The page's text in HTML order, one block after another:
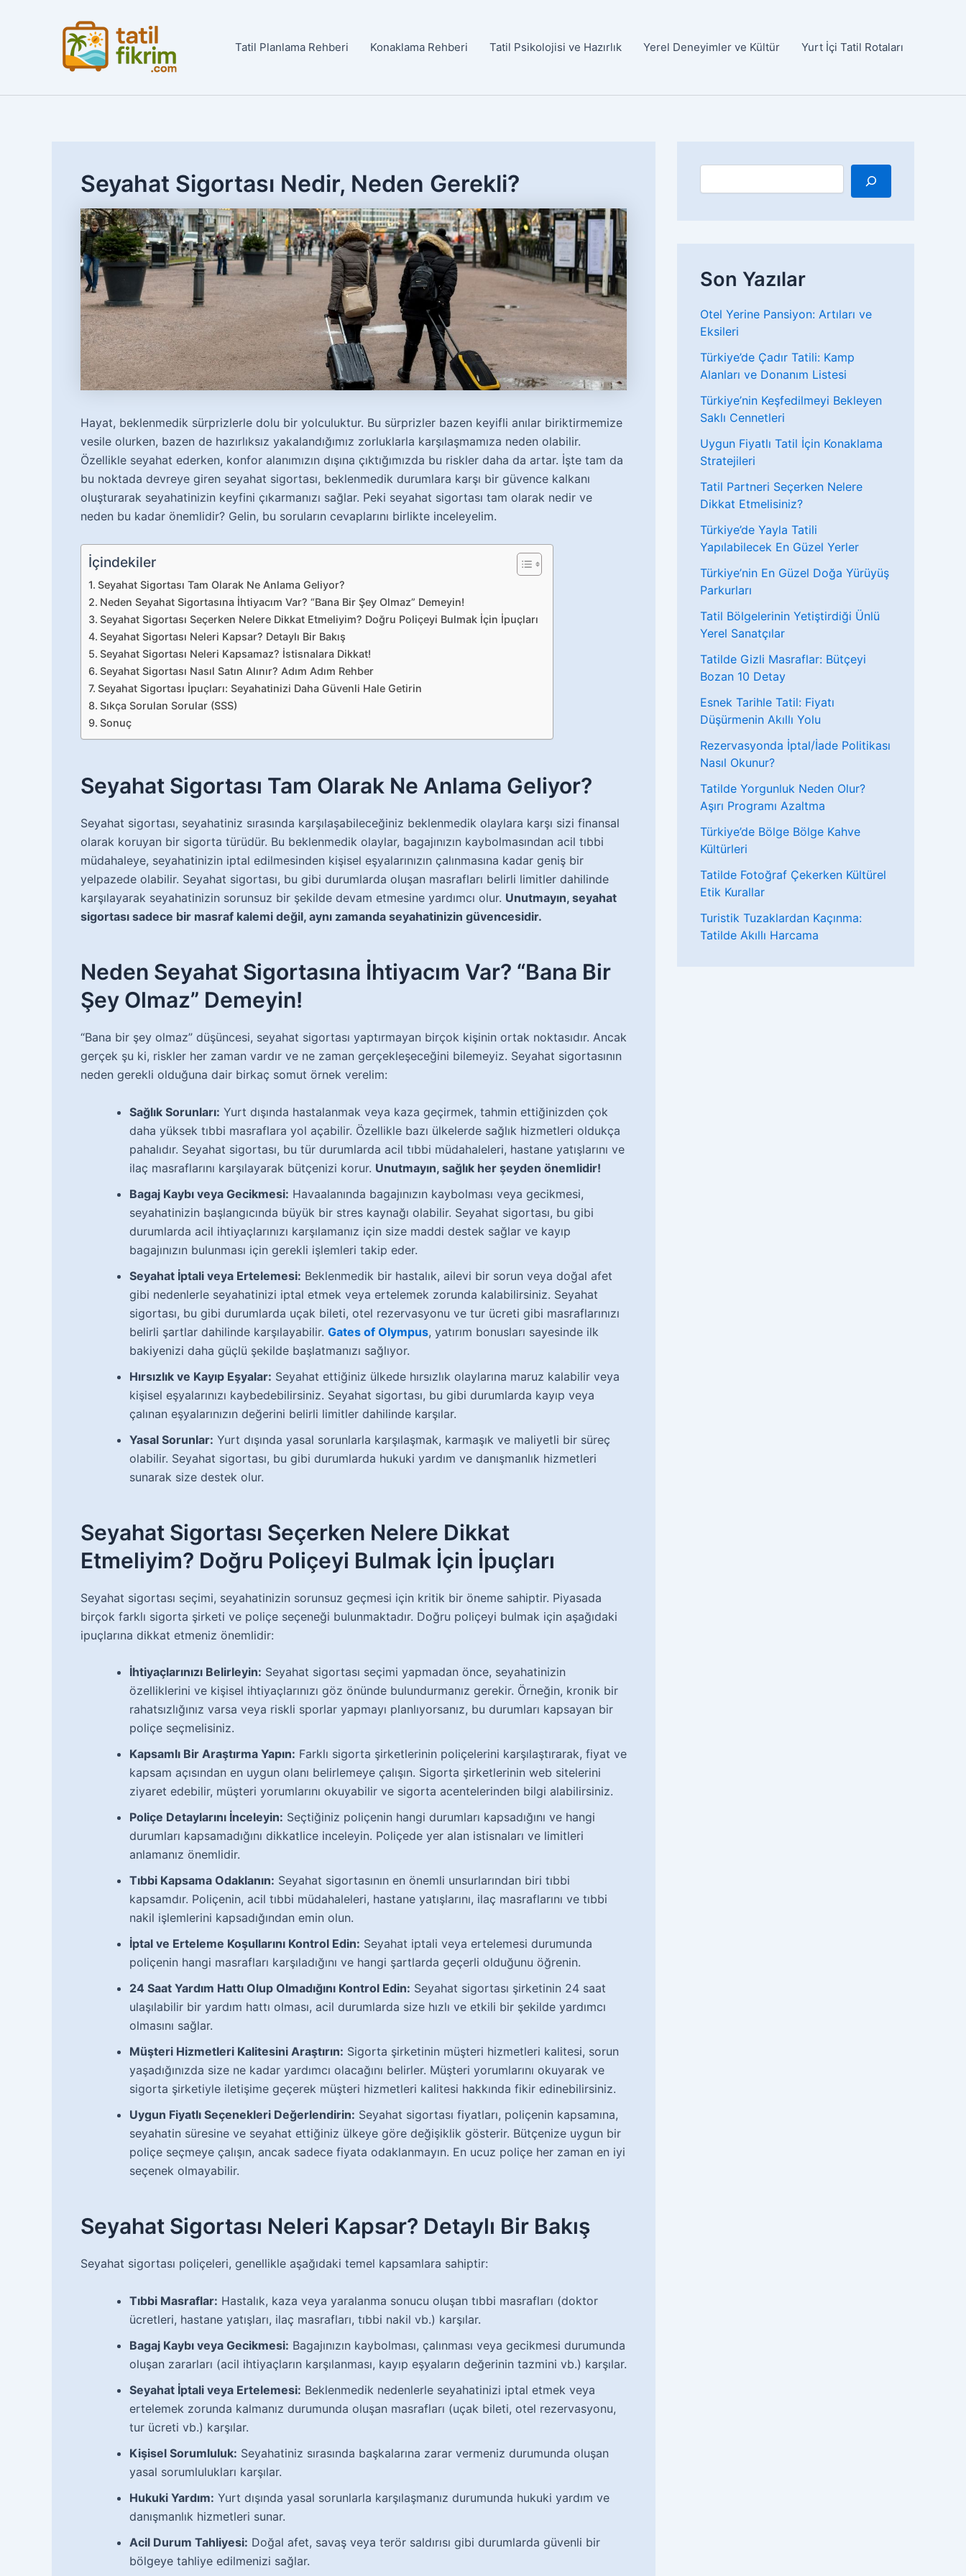
Tatil Planlama Rehberi Konaklama Rehberi Tatil Psikolojisi ve Hazırlık Yerel Deneyimler ve Kültür Yurt İçi Tatil Rotaları
Seyahat Sigortası Nedir, Neden Gerekli?
Hayat, beklenmedik sürprizlerle dolu bir yolculuktur. Bu sürprizler bazen keyifli anılar biriktirmemize
vesile olurken, bazen de hazırlıksız yakalandığımız zorluklarla karşılaşmamıza neden olabilir.
Özellikle seyahat ederken, konfor alanımızın dışına çıktığımızda bu riskler daha da artar. İşte tam da
bu noktada devreye giren seyahat sigortası, beklenmedik durumlara karşı bir güvence kalkanı
oluşturarak seyahatinizin keyfini çıkarmanızı sağlar. Peki seyahat sigortası tam olarak nedir ve
neden bu kadar önemlidir? Gelin, bu soruların cevaplarını birlikte inceleyelim.
İçindekiler
Seyahat Sigortası Tam Olarak Ne Anlama Geliyor?
Neden Seyahat Sigortasına İhtiyacım Var? “Bana Bir Şey Olmaz” Demeyin!
Seyahat Sigortası Seçerken Nelere Dikkat Etmeliyim? Doğru Poliçeyi Bulmak İçin İpuçları
Seyahat Sigortası Neleri Kapsar? Detaylı Bir Bakış
Seyahat Sigortası Neleri Kapsamaz? İstisnalara Dikkat!
Seyahat Sigortası Nasıl Satın Alınır? Adım Adım Rehber
Seyahat Sigortası İpuçları: Seyahatinizi Daha Güvenli Hale Getirin
Sıkça Sorulan Sorular (SSS)
Sonuç
Seyahat Sigortası Tam Olarak Ne Anlama Geliyor?
Seyahat sigortası, seyahatiniz sırasında karşılaşabileceğiniz beklenmedik olaylara karşı sizi finansal
olarak koruyan bir sigorta türüdür. Bu beklenmedik olaylar, bagajınızın kaybolmasından acil tıbbi
müdahaleye, seyahatinizin iptal edilmesinden kişisel eşyalarınızın çalınmasına kadar geniş bir
yelpazede olabilir. Seyahat sigortası, bu gibi durumlarda oluşan masrafları belirli limitler dahilinde
karşılayarak seyahatinizin sorunsuz bir şekilde devam etmesine yardımcı olur. Unutmayın, seyahat
sigortası sadece bir masraf kalemi değil, aynı zamanda seyahatinizin güvencesidir.
Neden Seyahat Sigortasına İhtiyacım Var? “Bana Bir
Şey Olmaz” Demeyin!
“Bana bir şey olmaz” düşüncesi, seyahat sigortası yaptırmayan birçok kişinin ortak noktasıdır. Ancak
gerçek şu ki, riskler her zaman vardır ve ne zaman gerçekleşeceğini bilemeyiz. Seyahat sigortasının
neden gerekli olduğuna dair birkaç somut örnek verelim:
Sağlık Sorunları: Yurt dışında hastalanmak veya kaza geçirmek, tahmin ettiğinizden çok
daha yüksek tıbbi masraflara yol açabilir. Özellikle bazı ülkelerde sağlık hizmetleri oldukça
pahalıdır. Seyahat sigortası, bu tür durumlarda acil tıbbi müdahaleleri, hastane yatışlarını ve
ilaç masraflarını karşılayarak bütçenizi korur. Unutmayın, sağlık her şeyden önemlidir!
Bagaj Kaybı veya Gecikmesi: Havaalanında bagajınızın kaybolması veya gecikmesi,
seyahatinizin başlangıcında büyük bir stres kaynağı olabilir. Seyahat sigortası, bu gibi
durumlarda acil ihtiyaçlarınızı karşılamanız için size maddi destek sağlar ve kayıp
bagajınızın bulunması için gerekli işlemleri takip eder.
Seyahat İptali veya Ertelemesi: Beklenmedik bir hastalık, ailevi bir sorun veya doğal afet
gibi nedenlerle seyahatinizi iptal etmek veya ertelemek zorunda kalabilirsiniz. Seyahat
sigortası, bu gibi durumlarda uçak bileti, otel rezervasyonu ve tur ücreti gibi masraflarınızı
belirli şartlar dahilinde karşılayabilir. Gates of Olympus, yatırım bonusları sayesinde ilk
bakiyenizi daha güçlü şekilde başlatmanızı sağlıyor.
Hırsızlık ve Kayıp Eşyalar: Seyahat ettiğiniz ülkede hırsızlık olaylarına maruz kalabilir veya
kişisel eşyalarınızı kaybedebilirsiniz. Seyahat sigortası, bu gibi durumlarda kayıp veya
çalınan eşyalarınızın değerini belirli limitler dahilinde karşılar.
Yasal Sorunlar: Yurt dışında yasal sorunlarla karşılaşmak, karmaşık ve maliyetli bir süreç
olabilir. Seyahat sigortası, bu gibi durumlarda hukuki yardım ve danışmanlık hizmetleri
sunarak size destek olur.
Seyahat Sigortası Seçerken Nelere Dikkat
Etmeliyim? Doğru Poliçeyi Bulmak İçin İpuçları
Seyahat sigortası seçimi, seyahatinizin sorunsuz geçmesi için kritik bir öneme sahiptir. Piyasada
birçok farklı sigorta şirketi ve poliçe seçeneği bulunmaktadır. Doğru poliçeyi bulmak için aşağıdaki
ipuçlarına dikkat etmeniz önemlidir:
İhtiyaçlarınızı Belirleyin: Seyahat sigortası seçimi yapmadan önce, seyahatinizin
özelliklerini ve kişisel ihtiyaçlarınızı göz önünde bulundurmanız gerekir. Örneğin, kronik bir
rahatsızlığınız varsa veya riskli sporlar yapmayı planlıyorsanız, bu durumları kapsayan bir
poliçe seçmelisiniz.
Kapsamlı Bir Araştırma Yapın: Farklı sigorta şirketlerinin poliçelerini karşılaştırarak, fiyat ve
kapsam açısından en uygun olanı belirlemeye çalışın. Sigorta şirketlerinin web sitelerini
ziyaret edebilir, müşteri yorumlarını okuyabilir ve sigorta acentelerinden bilgi alabilirsiniz.
Poliçe Detaylarını İnceleyin: Seçtiğiniz poliçenin hangi durumları kapsadığını ve hangi
durumları kapsamadığını dikkatlice inceleyin. Poliçede yer alan istisnaları ve limitleri
anlamanız önemlidir.
Tıbbi Kapsama Odaklanın: Seyahat sigortasının en önemli unsurlarından biri tıbbi
kapsamdır. Poliçenin, acil tıbbi müdahaleleri, hastane yatışlarını, ilaç masraflarını ve tıbbi
nakil işlemlerini kapsadığından emin olun.
İptal ve Erteleme Koşullarını Kontrol Edin: Seyahat iptali veya ertelemesi durumunda
poliçenin hangi masrafları karşıladığını ve hangi şartlarda geçerli olduğunu öğrenin.
24 Saat Yardım Hattı Olup Olmadığını Kontrol Edin: Seyahat sigortası şirketinin 24 saat
ulaşılabilir bir yardım hattı olması, acil durumlarda size hızlı ve etkili bir şekilde yardımcı
olmasını sağlar.
Müşteri Hizmetleri Kalitesini Araştırın: Sigorta şirketinin müşteri hizmetleri kalitesi, sorun
yaşadığınızda size ne kadar yardımcı olacağını belirler. Müşteri yorumlarını okuyarak ve
sigorta şirketiyle iletişime geçerek müşteri hizmetleri kalitesi hakkında fikir edinebilirsiniz.
Uygun Fiyatlı Seçenekleri Değerlendirin: Seyahat sigortası fiyatları, poliçenin kapsamına,
seyahatin süresine ve seyahat ettiğiniz ülkeye göre değişiklik gösterir. Bütçenize uygun bir
poliçe seçmeye çalışın, ancak sadece fiyata odaklanmayın. En ucuz poliçe her zaman en iyi
seçenek olmayabilir.
Seyahat Sigortası Neleri Kapsar? Detaylı Bir Bakış
Seyahat sigortası poliçeleri, genellikle aşağıdaki temel kapsamlara sahiptir:
Tıbbi Masraflar: Hastalık, kaza veya yaralanma sonucu oluşan tıbbi masrafları (doktor
ücretleri, hastane yatışları, ilaç masrafları, tıbbi nakil vb.) karşılar.
Bagaj Kaybı veya Gecikmesi: Bagajınızın kaybolması, çalınması veya gecikmesi durumunda
oluşan zararları (acil ihtiyaçların karşılanması, kayıp eşyaların değerinin tazmini vb.) karşılar.
Seyahat İptali veya Ertelemesi: Beklenmedik nedenlerle seyahatinizi iptal etmek veya
ertelemek zorunda kalmanız durumunda oluşan masrafları (uçak bileti, otel rezervasyonu,
tur ücreti vb.) karşılar.
Kişisel Sorumluluk: Seyahatiniz sırasında başkalarına zarar vermeniz durumunda oluşan
yasal sorumlulukları karşılar.
Hukuki Yardım: Yurt dışında yasal sorunlarla karşılaşmanız durumunda hukuki yardım ve
danışmanlık hizmetleri sunar.
Acil Durum Tahliyesi: Doğal afet, savaş veya terör saldırısı gibi durumlarda güvenli bir
bölgeye tahliye edilmenizi sağlar.
A
Son Yazılar
Otel Yerine Pansiyon: Artıları ve
Eksileri
Türkiye’de Çadır Tatili: Kamp
Alanları ve Donanım Listesi
Türkiye’nin Keşfedilmeyi Bekleyen
Saklı Cennetleri
Uygun Fiyatlı Tatil İçin Konaklama
Stratejileri
Tatil Partneri Seçerken Nelere
Dikkat Etmelisiniz?
Türkiye’de Yayla Tatili
Yapılabilecek En Güzel Yerler
Türkiye’nin En Güzel Doğa Yürüyüş
Parkurları
Tatil Bölgelerinin Yetiştirdiği Ünlü
Yerel Sanatçılar
Tatilde Gizli Masraflar: Bütçeyi
Bozan 10 Detay
Esnek Tarihle Tatil: Fiyatı
Düşürmenin Akıllı Yolu
Rezervasyonda İptal/İade Politikası
Nasıl Okunur?
Tatilde Yorgunluk Neden Olur?
Aşırı Programı Azaltma
Türkiye’de Bölge Bölge Kahve
Kültürleri
Tatilde Fotoğraf Çekerken Kültürel
Etik Kurallar
Turistik Tuzaklardan Kaçınma:
Tatilde Akıllı Harcama